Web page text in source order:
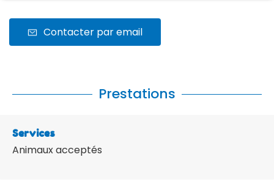
Contacter par email
Prestations
Services
Animaux acceptés